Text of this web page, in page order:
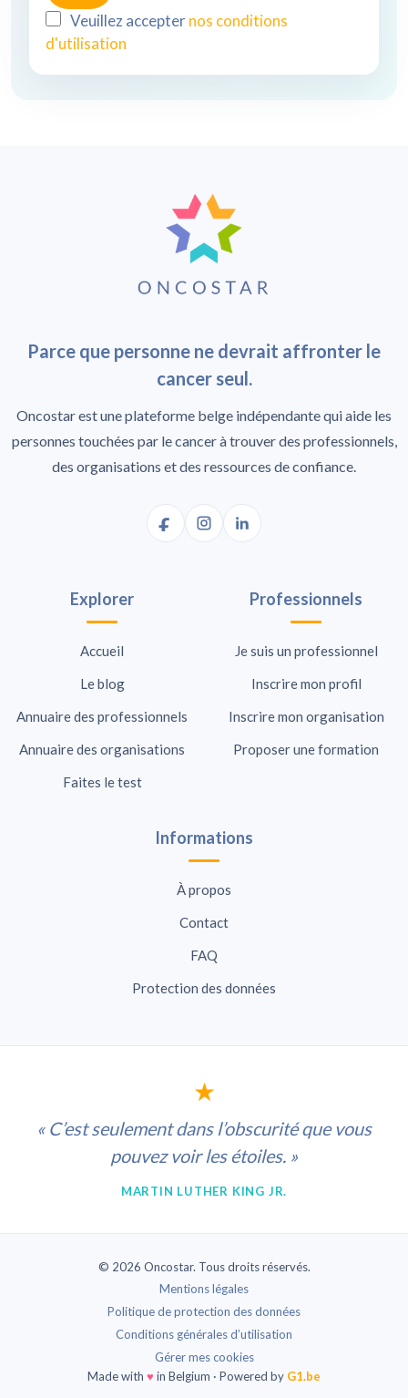
Veuillez accepternos conditions
d'utilisation
Parce que personne ne devrait affronter le
cancer seul.
Oncostar est une plateforme belge indépendante qui aide les
personnes touchées par le cancer à trouver des professionnels,
des organisations et des ressources de confiance.
Explorer
Accueil
Le blog
Annuaire des professionnels
Annuaire des organisations
Faites le test
Professionnels
Je suis un professionnel
Inscrire mon profil
Inscrire mon organisation
Proposer une formation
Informations
À propos
Contact
FAQ
Protection des données
★
« C’est seulement dans l’obscurité que vous
pouvez voir les étoiles. »
MARTIN LUTHER KING JR.
© 2026 Oncostar. Tous droits réservés.
Mentions légales
Politique de protection des données
Conditions générales d’utilisation
Gérer mes cookies
Made with ♥ in Belgium · Powered by G1.be